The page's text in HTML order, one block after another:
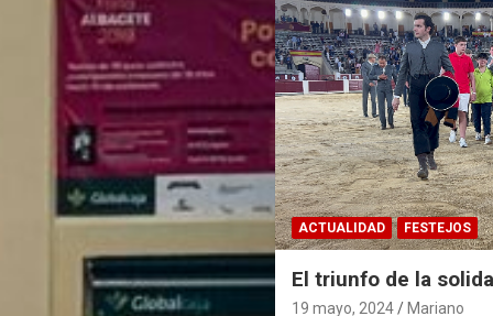
ACTUALIDAD FESTEJOS
El triunfo de la
19 mayo, 2024 Mariano